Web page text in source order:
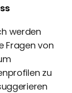
werden
Fragen von
zu